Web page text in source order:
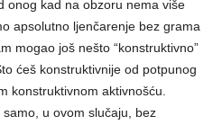
onog kad na obzoru nema više
apsolutno ljenčarenje bez grama
mogao još nešto “konstruktivno”
ćeš konstruktivnije od potpunog
konstruktivnom aktivnošću.
u ovom slučaju, bez